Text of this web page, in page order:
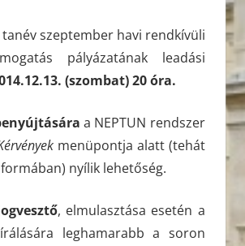
tanév szeptember havi rendkívüli
pályázatának leadási
(szombat) 20 óra.
a NEPTUN rendszer
menüpontja alatt (tehát
nyílik lehetőség.
, elmulasztása esetén a
leghamarabb a soron